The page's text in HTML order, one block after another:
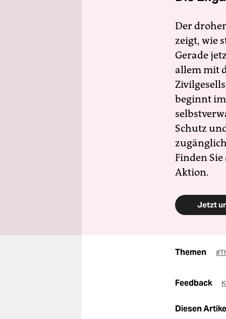
Der
zeigt, wie
Gerade
allem mit
beginnt
Schutz
Finden
Aktion.
Jetzt
Themen
Feedback
Diesen